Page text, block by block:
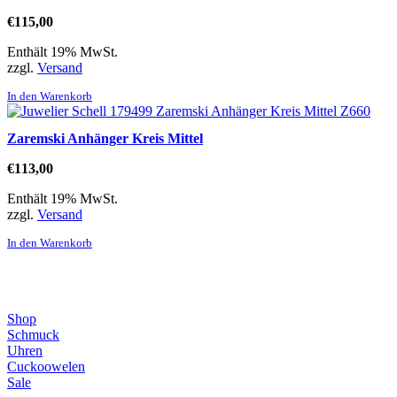
€115,00
Enthält 19% MwSt.
zzgl. Versand
In den Warenkorb
Zaremski Anhänger Kreis Mittel
€113,00
Enthält 19% MwSt.
zzgl. Versand
In den Warenkorb
Shop
Schmuck
Uhren
Cuckoowelen
Sale